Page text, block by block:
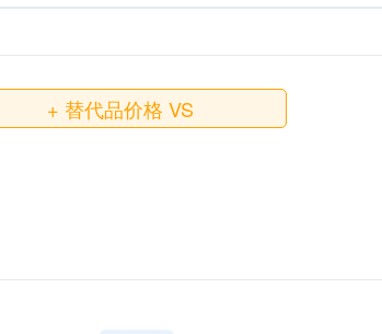
+ 替代品价格 VS